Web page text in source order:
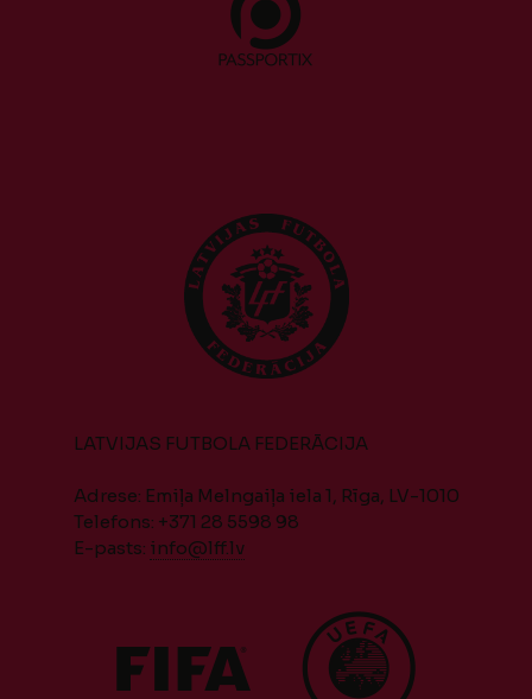
LATVIJAS FUTBOLA FEDERĀCIJA
Adrese: Emiļa Melngaiļa iela 1, Rīga, LV-1010
Telefons: +371 28 5598 98
E-pasts: info@lff.lv